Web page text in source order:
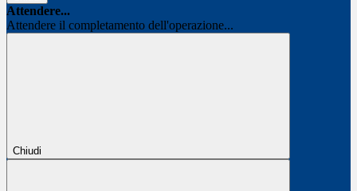
Attendere...
Attendere il completamento dell'operazione...
Chiudi